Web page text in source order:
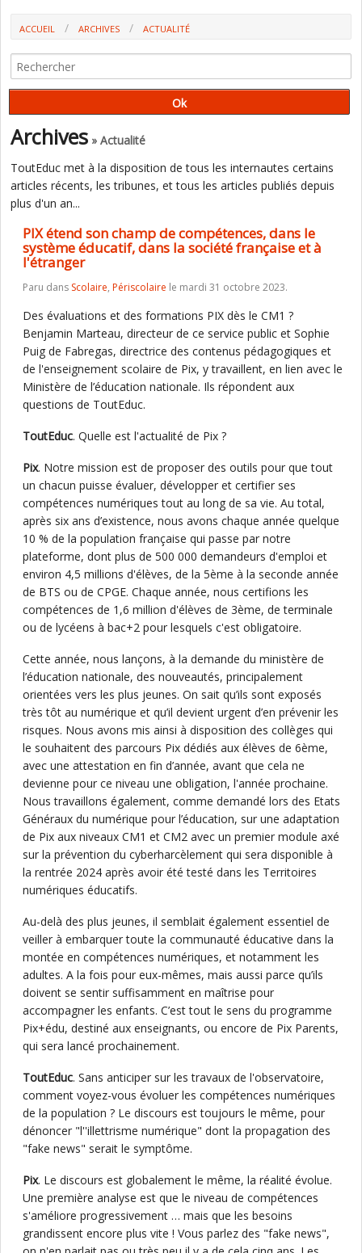
ACCUEIL ARCHIVES
ACTUALITÉ
ÉDUCATIF, DANS LA SOCIÉTÉ FRANÇAISE ET À L'ÉTRANGER
Archives » Actualité
ToutEduc met à la disposition de tous les internautes certains
articles récents, les tribunes, et tous les articles publiés depuis
plus d'un an...
PIX étend son champ de compétences, dans le
système éducatif, dans la société française et à
l'étranger
Paru dans Scolaire, Périscolaire le mardi 31 octobre 2023.
Des évaluations et des formations PIX dès le CM1 ?
Benjamin Marteau, directeur de ce service public et Sophie
Puig de Fabregas, directrice des contenus pédagogiques et
de l'enseignement scolaire de Pix, y travaillent, en lien avec le
Ministère de l’éducation nationale. Ils répondent aux
questions de ToutEduc.
ToutEduc. Quelle est l'actualité de Pix ?
Pix. Notre mission est de proposer des outils pour que tout
un chacun puisse évaluer, développer et certifier ses
compétences numériques tout au long de sa vie. Au total,
après six ans d’existence, nous avons chaque année quelque
10 % de la population française qui passe par notre
plateforme, dont plus de 500 000 demandeurs d'emploi et
environ 4,5 millions d'élèves, de la 5ème à la seconde année
de BTS ou de CPGE. Chaque année, nous certifions les
compétences de 1,6 million d'élèves de 3ème, de terminale
ou de lycéens à bac+2 pour lesquels c'est obligatoire.
Cette année, nous lançons, à la demande du ministère de
l’éducation nationale, des nouveautés, principalement
orientées vers les plus jeunes. On sait qu’ils sont exposés
très tôt au numérique et qu’il devient urgent d’en prévenir les
risques. Nous avons mis ainsi à disposition des collèges qui
le souhaitent des parcours Pix dédiés aux élèves de 6ème,
avec une attestation en fin d’année, avant que cela ne
devienne pour ce niveau une obligation, l'année prochaine.
Nous travaillons également, comme demandé lors des Etats
Généraux du numérique pour l’éducation, sur une adaptation
de Pix aux niveaux CM1 et CM2 avec un premier module axé
sur la prévention du cyberharcèlement qui sera disponible à
la rentrée 2024 après avoir été testé dans les Territoires
numériques éducatifs.
Au-delà des plus jeunes, il semblait également essentiel de
veiller à embarquer toute la communauté éducative dans la
montée en compétences numériques, et notamment les
adultes. A la fois pour eux-mêmes, mais aussi parce qu’ils
doivent se sentir suffisamment en maîtrise pour
accompagner les enfants. C’est tout le sens du programme
Pix+édu, destiné aux enseignants, ou encore de Pix Parents,
qui sera lancé prochainement.
ToutEduc. Sans anticiper sur les travaux de l'observatoire,
comment voyez-vous évoluer les compétences numériques
de la population ? Le discours est toujours le même, pour
dénoncer "l''illettrisme numérique" dont la propagation des
"fake news" serait le symptôme.
Pix. Le discours est globalement le même, la réalité évolue.
Une première analyse est que le niveau de compétences
s'améliore progressivement … mais que les besoins
grandissent encore plus vite ! Vous parlez des "fake news",